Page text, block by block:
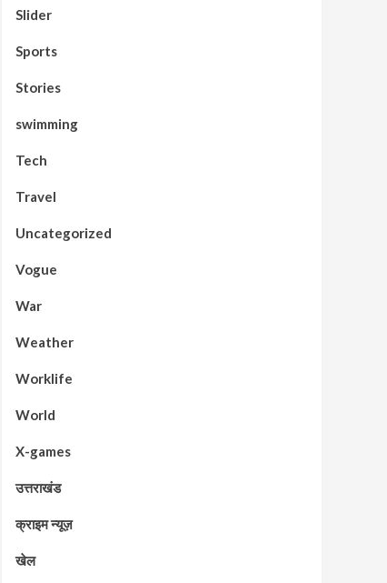
Slider
Sports
Stories
swimming
Tech
Travel
Uncategorized
Vogue
War
Weather
Worklife
World
X-games
उत्तराखंड
क्राइम न्यूज़
खेल